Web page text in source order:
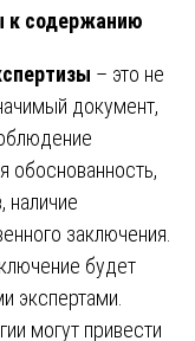
к содержанию
– это не
документ,
обоснованность,
наличие
заключения.
будет
экспертами.
могут привести